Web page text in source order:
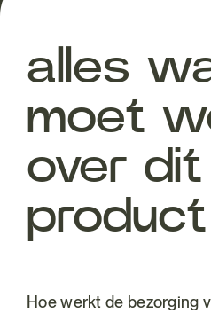
alles
moet
over dit
product
Hoe werkt de bezorging